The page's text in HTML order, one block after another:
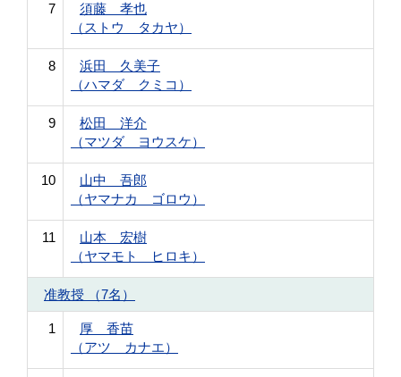
7
須藤 孝也
（ストウ タカヤ）
8
浜田 久美子
（ハマダ クミコ）
9
松田 洋介
（マツダ ヨウスケ）
10
山中 吾郎
（ヤマナカ ゴロウ）
11
山本 宏樹
（ヤマモト ヒロキ）
准教授 （7名）
1
厚 香苗
（アツ カナエ）